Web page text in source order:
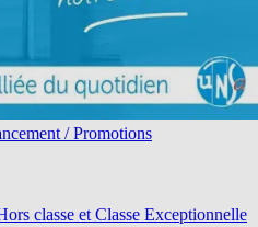
/ Promotions
classe et Classe Exceptionnelle